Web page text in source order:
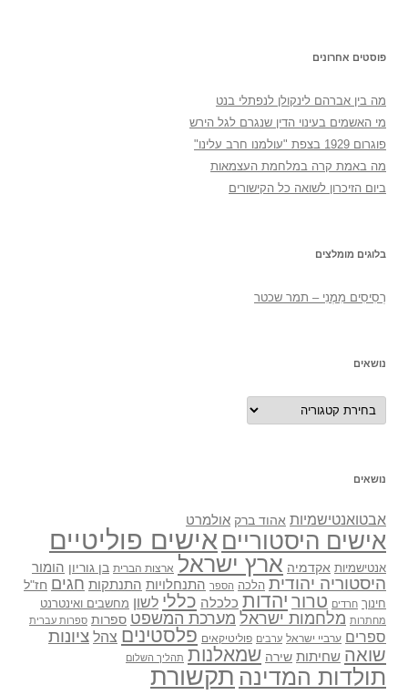
פוסטים אחרונים
מה בין אברהם לינקולן לנפתלי בנט
מי האשמים בעינוי הדין שנגרם לגל הירש
פוגרום 1929 בצפת "עולמנו חרב עלינו"
מה באמת קרה במלחמת העצמאות
ביום הזיכרון לשואה כל הקישורים
בלוגים מומלצים
רְסִיסִים מִמֶנִי – תמר שכטר
נושאים
נושאים
נושאים
אבטואנטישמיות אהוד ברק אולמרט
אישים היסטוריים אישים פוליטיים
אנטישמיות אקדמיה ארץ ישראל ארצות הברית בן גוריון הומור
היסטוריה יהודית הלכה הספר התנחלויות התנתקות חגים חז"ל
חינוך חרדים טרור יהדות כלכלה כללי לשון מחשבים ואינטרנט
מחתרות מלחמות ישראל מערכת המשפט ספרות ספרות עברית
ספרים ערביי ישראל ערבים פוליטיקאים פלסטינים צהל ציונות
שואה שחיתות שירה שמאלנות תהליך השלום
תולדות המדינה תקשורת